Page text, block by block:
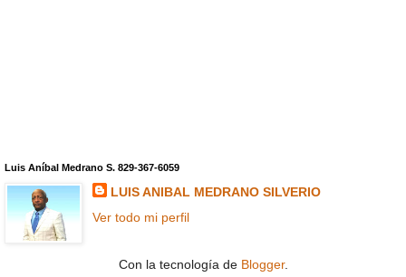
Luis Aníbal Medrano S. 829-367-6059
LUIS ANIBAL MEDRANO SILVERIO
Ver todo mi perfil
Con la tecnología de Blogger.